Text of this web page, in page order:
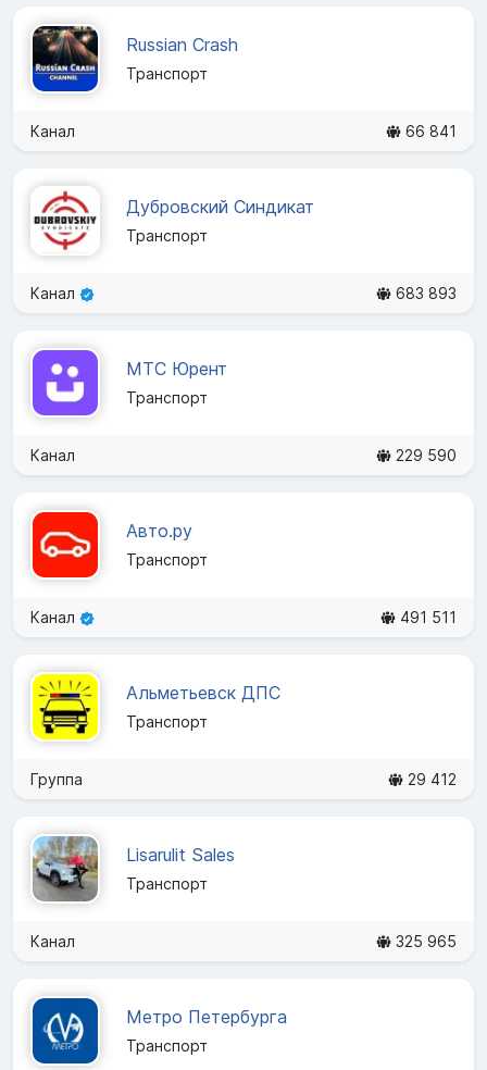
Russian Crash
Транспорт
Канал 66 841
Дубровский Синдикат
Транспорт
Канал 683 893
МТС Юрент
Транспорт
Канал 229 590
Авто.ру
Транспорт
Канал 491 511
Альметьевск ДПС
Транспорт
Группа 29 412
Lisarulit Sales
Транспорт
Канал 325 965
Метро Петербурга
Транспорт